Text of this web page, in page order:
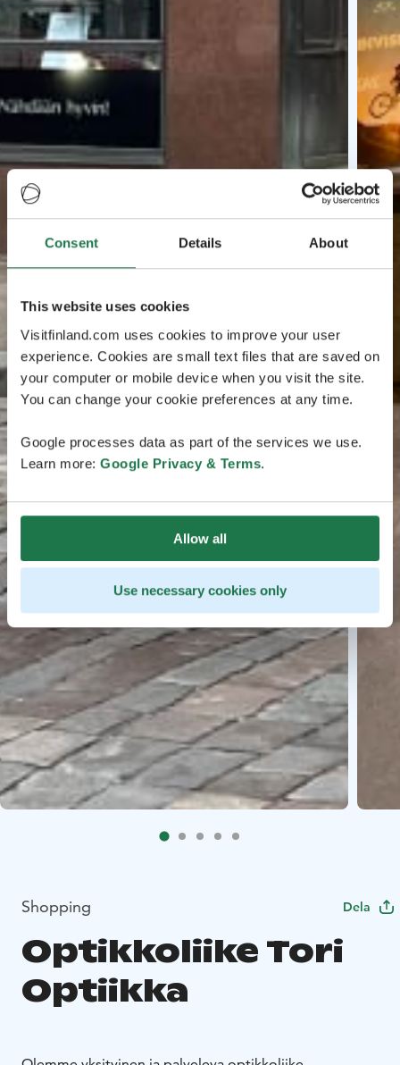
Consent Details About
This website uses cookies
Visitfinland.com uses cookies to improve your user
experience. Cookies are small text files that are saved on
your computer or mobile device when you visit the site.
You can change your cookie preferences at any time.
Google processes data as part of the services we use.
Learn more: Google Privacy & Terms.
Allow all
Use necessary cookies only
Shopping Dela
Optikkoliike Tori
Optiikka